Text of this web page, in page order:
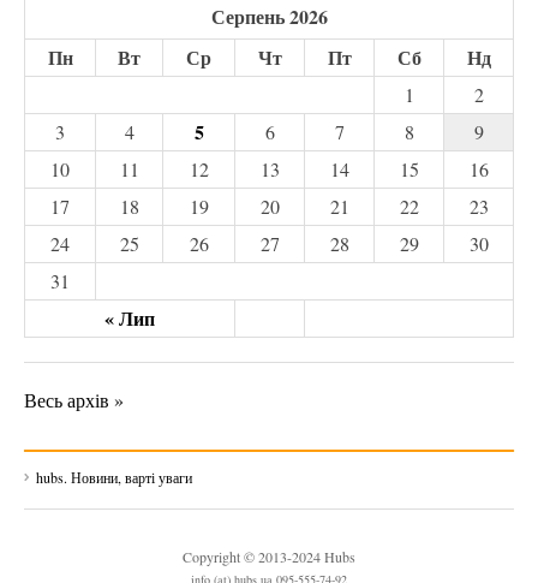
Серпень 2026
Пн
Вт Ср Чт Пт Сб Нд
« Лип
1
2
3
4 5 6 7 8
9
10
11 12 13 14 15
16
17
18 19 20 21 22
23
24
25 26 27 28 29
30
31
Весь архів »
hubs. Новини, варті уваги
Copyright © 2013-2024 Hubs